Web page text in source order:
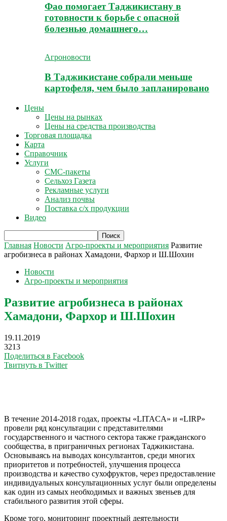
Фао помогает Таджикистану в
готовности к борьбе с опасной
болезнью домашнего…
Агроновости
В Таджикистане собрали меньше
картофеля, чем было запланировано
Цены
Цены на рынках
Цены на средства производства
Торговая площадка
Карта
Справочник
Услуги
СМС-пакеты
Сельхоз Газета
Рекламные услуги
Анализ почвы
Поставка с/х продукции
Видео
Главная Новости Агро-проекты и мероприятия Развитие
агробизнеса в районах Хамадони, Фархор и Ш.Шохин
Новости
Агро-проекты и мероприятия
Развитие агробизнеса в районах
Хамадони, Фархор и Ш.Шохин
19.11.2019
3213
Поделиться в Facebook
Твитнуть в Twitter
В течение 2014-2018 годах, проекты «LITACA» и «LIRP»
провели ряд консультации с представителями
государственного и частного сектора также гражданского
сообщества, в приграничных регионах Таджикистана.
Основываясь на выводах консультантов, среди многих
приоритетов и потребностей, улучшения процесса
производства и качество сухофруктов, через предоставление
индивидуальных консультационных услуг были определены
как один из самых необходимых и важных звеньев для
стабильного развития этой сферы.
Кроме того, мониторинг проектный деятельности